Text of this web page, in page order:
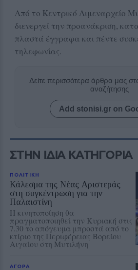
Από το Κεντρικό Λιμεναρχείο
διενεργεί την προανάκριση,
πλαστά έγγραφα και πέντε
τηλεφωνίας.
Δείτε περισσότερα άρθρα μας
αναζήτησης
Add stonisi.gr on
ΣΤΗΝ ΙΔΙΑ ΚΑΤΗΓΟΡΙΑ
ΠΟΛΙΤΙΚΗ
Κάλεσμα της Νέας Αριστεράς
στη συγκέντρωση για την
Παλαιστίνη
Η κινητοποίηση θα
πραγματοποιηθεί την Κυριακή στις
7.30 το απόγευμα μπροστά από το
κτίριο της Περιφέρειας Βορείου
Αιγαίου στη Μυτιλήνη
ΑΓΟΡΑ